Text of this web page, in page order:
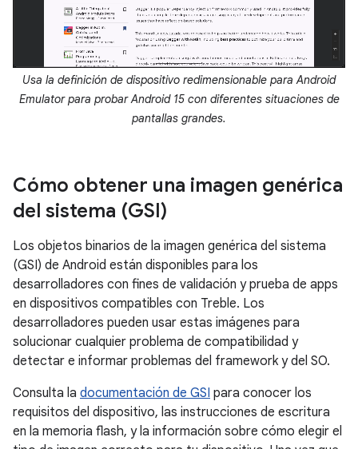
Usa la definición de dispositivo redimensionable para Android
Emulator para probar Android 15 con diferentes situaciones de
pantallas grandes.
Cómo obtener una imagen genérica
del sistema (GSI)
Los objetos binarios de la imagen genérica del sistema
(GSI) de Android están disponibles para los
desarrolladores con fines de validación y prueba de apps
en dispositivos compatibles con Treble. Los
desarrolladores pueden usar estas imágenes para
solucionar cualquier problema de compatibilidad y
detectar e informar problemas del framework y del SO.
Consulta la documentación de GSI para conocer los
requisitos del dispositivo, las instrucciones de escritura
en la memoria flash, y la información sobre cómo elegir el